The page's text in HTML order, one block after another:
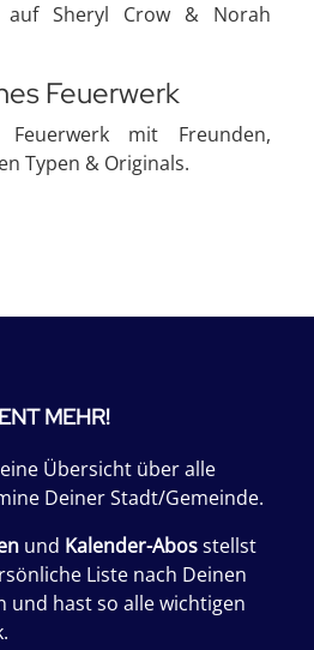
auf Sheryl Crow & Norah
Feuerwerk
Feuerwerk mit Freunden,
Typen & Originals.
MEHR!
Übersicht über alle
Deiner Stadt/Gemeinde.
und Kalender-Abosstellst
Liste nach Deinen
und hast so alle wichtigen